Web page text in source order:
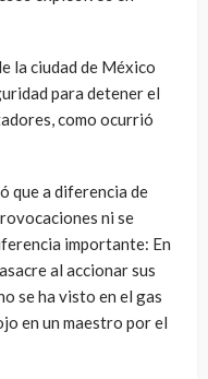
la ciudad de México
para detener el
como ocurrió
que a diferencia de
ni se
importante: En
al accionar sus
se ha visto en el gas
en un maestro por el